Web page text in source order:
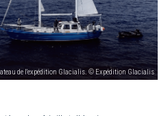
bateau de l'expédition Glacialis. © Expédition Glacialis